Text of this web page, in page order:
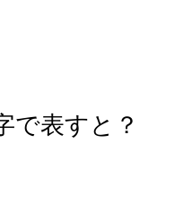
で表すと？